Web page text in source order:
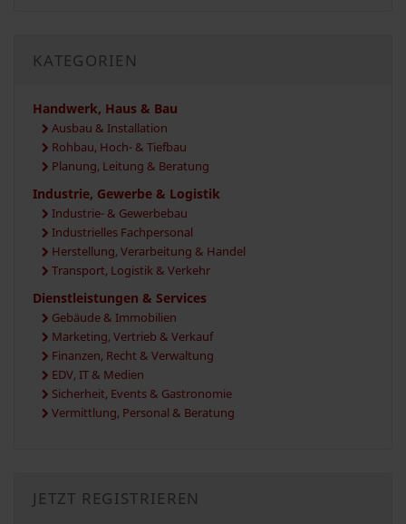
KATEGORIEN
Handwerk, Haus & Bau
Ausbau & Installation
Rohbau, Hoch- & Tiefbau
Planung, Leitung & Beratung
Industrie, Gewerbe & Logistik
Industrie- & Gewerbebau
Industrielles Fachpersonal
Herstellung, Verarbeitung & Handel
Transport, Logistik & Verkehr
Dienstleistungen & Services
Gebäude & Immobilien
Marketing, Vertrieb & Verkauf
Finanzen, Recht & Verwaltung
EDV, IT & Medien
Sicherheit, Events & Gastronomie
Vermittlung, Personal & Beratung
JETZT REGISTRIEREN